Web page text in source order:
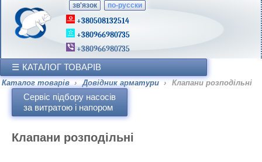
зв'язок по-русски
+380508132514
+380966980735
+380966980735
КАТАЛОГ ТОВАРІВ
Каталог товарів › Довідник арматури › Клапани розподільні
Сервіс підбору насосів
за витратою і напором
Клапани розподільні